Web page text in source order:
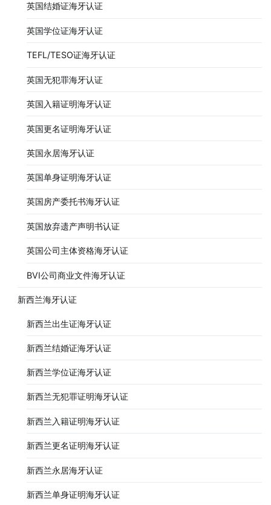
英国结婚证海牙认证
英国学位证海牙认证
TEFL/TESO证海牙认证
英国无犯罪海牙认证
英国入籍证明海牙认证
英国更名证明海牙认证
英国永居海牙认证
英国单身证明海牙认证
英国房产委托书海牙认证
英国放弃遗产声明书认证
英国公司主体资格海牙认证
BVI公司商业文件海牙认证
新西兰海牙认证
新西兰出生证海牙认证
新西兰结婚证海牙认证
新西兰学位证海牙认证
新西兰无犯罪证明海牙认证
新西兰入籍证明海牙认证
新西兰更名证明海牙认证
新西兰永居海牙认证
新西兰单身证明海牙认证